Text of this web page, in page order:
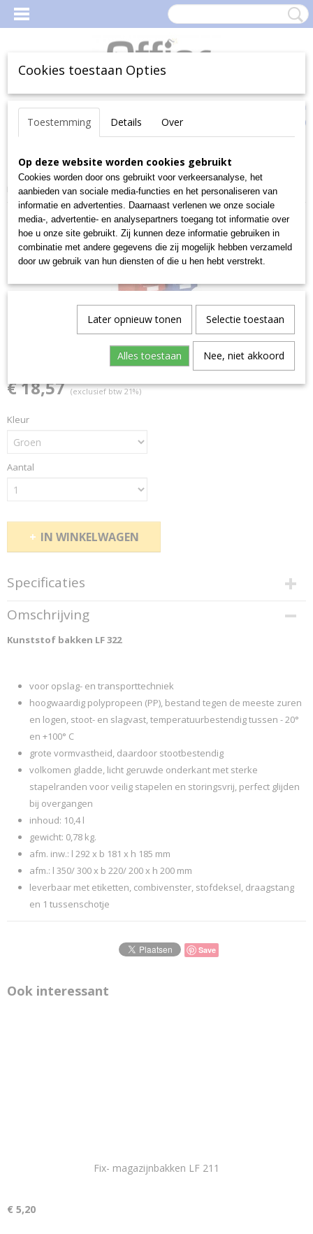
Inloggen Registreren
Uw Winkelwagen
(0)
Home >Magazijn>MagazijnBakken en -Boxen>
Magazijnbakken>Bakken-met-zichtopening>Serie LF>
magazijnbakken LF 322
Fix- magazijnbakken LF
€ 18,57 (exclusief btw 21%)
Kleur
Aantal
IN WINKELWAGEN
Specificaties
Productcode
94192
Productcode leverancier
Omschrijving
Kunststof bakken LF 322
voor opslag- en transporttechniek
hoogwaardig polypropeen (PP), bestand tegen de meeste zuren
en logen, stoot- en slagvast, temperatuurbestendig tussen - 20°
en +100° C
grote vormvastheid, daardoor stootbestendig
volkomen gladde, licht geruwde onderkant met sterke
stapelranden voor veilig stapelen en storingsvrij, perfect glijden
bij overgangen
inhoud: 10,4 l
gewicht: 0,78 kg.
afm. inw.: l 292 x b 181 x h 185 mm
afm.: l 350/ 300 x b 220/ 200 x h 200 mm
leverbaar met etiketten, combivenster, stofdeksel, draagstang
en 1 tussenschotje
Save
Ook interessant
Fix- magazijnbakken LF 211
€ 5,20
Cookies toestaan Opties
Toestemming Details Over
Op deze website worden cookies gebruikt
Cookies worden door ons gebruikt voor verkeersanalyse, het
aanbieden van sociale media-functies en het personaliseren van
informatie en advertenties. Daarnaast verlenen we onze sociale
media-, advertentie- en analysepartners toegang tot informatie over
hoe u onze site gebruikt. Zij kunnen deze informatie gebruiken in
combinatie met andere gegevens die zij mogelijk hebben verzameld
door uw gebruik van hun diensten of die u hen hebt verstrekt.
Later opnieuw tonen Selectie toestaan
Alles toestaan Nee, niet akkoord